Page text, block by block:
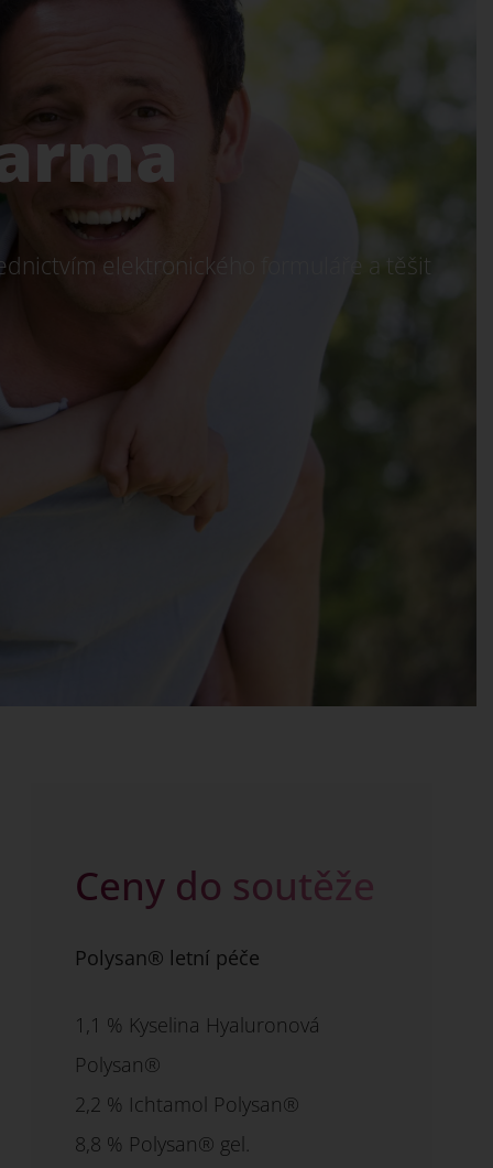
elektronického formuláře a těšit
Ceny do soutěže
Polysan® letní péče
1,1 % Kyselina Hyaluronová
Polysan®
2,2 % Ichtamol Polysan®
8,8 % Polysan® gel.